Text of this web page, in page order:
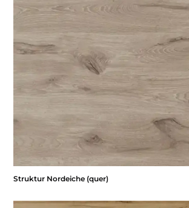
Struktur Nordeiche (quer)